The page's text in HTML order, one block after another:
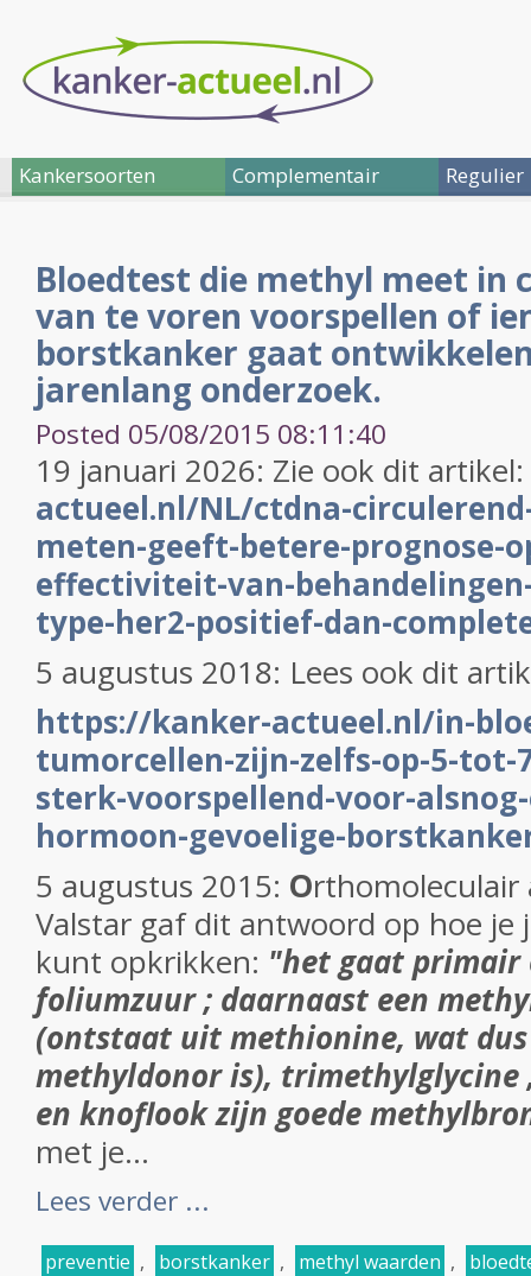
Kankersoorten Complementair Regulier
Bloedtest die methyl meet in
van te voren voorspellen of
borstkanker gaat
jarenlang onderzoek.
Posted 05/08/2015 08:11:40
19 januari 2026: Zie ook dit artikel:
actueel.nl/NL/ctdna-
meten-geeft-betere-prognose-
effectiviteit-van-
type-her2-positief-dan-
5 augustus 2018: Lees ook dit
https://kanker-actueel.nl/in-
tumorcellen-zijn-zelfs-op-5-tot-
sterk-voorspellend-voor-
hormoon-gevoelige-
5 augustus 2015: Orthomoleculair
Valstar gaf dit antwoord op hoe je
kunt opkrikken: "het gaat primair
foliumzuur ; daarnaast een
(ontstaat uit methionine, wat dus
methyldonor is), trimethylglycine
en knoflook zijn goede
met je...
Lees verder ...
preventie , borstkanker , methyl waarden ,